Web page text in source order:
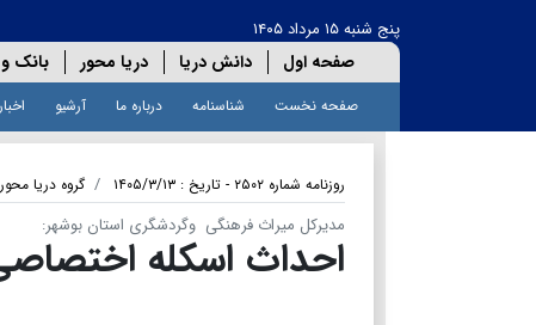
پنج شنبه ۱۵ مرداد ۱۴۰۵
صفحه اول دانش دریا دریا محور بانک
صفحه نخست شناسنامه درباره ما آرشیو
روزنامه شماره ۲۵۰۲ - تاریخ : ۱۴۰۵/۳/۱۳ گروه دریا محور
مدیرکل میراث فرهنگی وگردشگری استان بوشهر:
احداث اسکله